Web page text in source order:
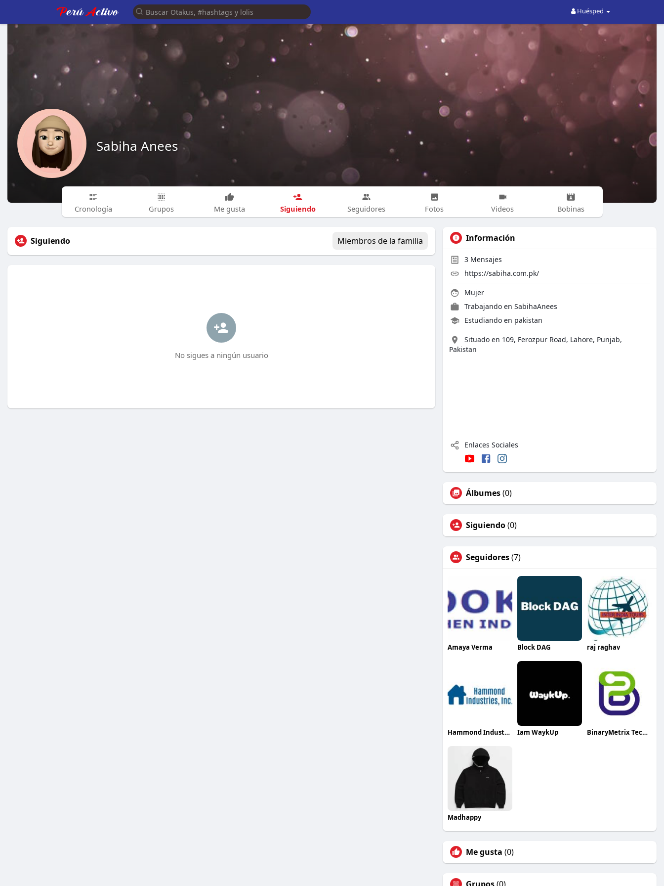
Huésped
Sabiha Anees
Cronología Grupos Me gusta Siguiendo Seguidores Fotos Videos Bobinas
Siguiendo Miembros de la familia
No sigues a ningún usuario
Información
3 Mensajes
https://sabiha.com.pk/
Mujer
Trabajando en SabihaAnees
Estudiando en pakistan
Situado en 109, Ferozpur Road, Lahore, Punjab,
Pakistan
Enlaces Sociales
Álbumes(0)
Siguiendo(0)
Seguidores(7)
Amaya Verma Block DAG raj raghav
Hammond Industries Iam WaykUp BinaryMetrix Technologies
Madhappy
Me gusta (0)